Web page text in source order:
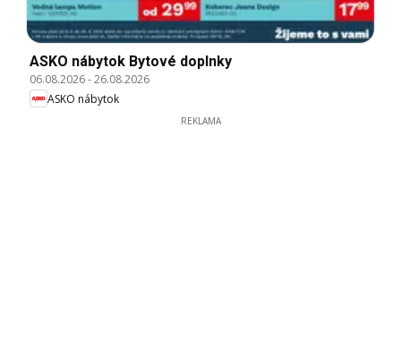
ASKO nábytok Bytové doplnky
06.08.2026-26.08.2026
ASKO nábytok
REKLAMA